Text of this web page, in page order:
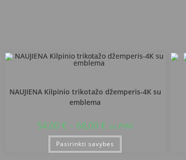
NAUJIENA Kilpinio trikotažo džemperis-4K su
emblema
54,00€ – 68,00€ su PVM
Pasirinkti savybes